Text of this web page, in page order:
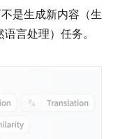
是生成新内容（生
言处理）任务。